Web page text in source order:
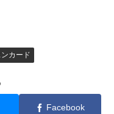
カード
Facebook